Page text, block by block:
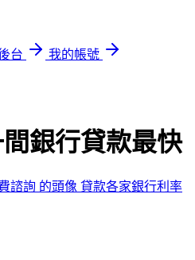
台
我的帳號
銀行貸款最快
貸款各家銀行利率